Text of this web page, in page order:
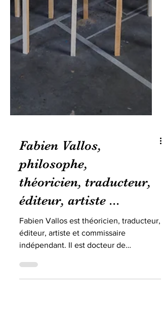
Fabien Vallos,
philosophe,
théoricien, traducteur,
éditeur, artiste ...
Fabien Vallos est théoricien, traducteur,
indépendant. Il est docteur de
l’Université Paris 4 Sorbonne....